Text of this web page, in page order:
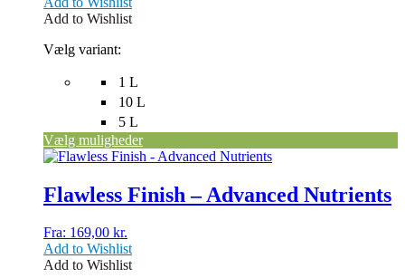
1 L
10 L
5 L
Vælg variant:
Vælg muligheder
kan
vælges
varesiden
Add to Wishlist
Flawless Finish – Advanced Nutrients
Fra: 169,00 kr.
Dette
har
flere
Mulighederne
kan
vælges
Add to Wishlist
Add to Wishlist